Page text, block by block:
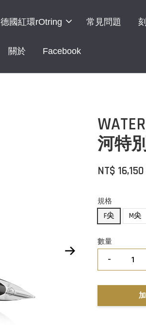
德國紅環rOtring 常見問題
關於 Facebook
河特
NT$ 16,150
規格
F尖
M尖
數量
-